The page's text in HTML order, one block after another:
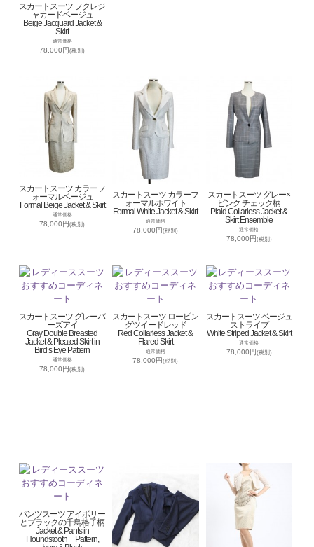
スカートスーツ フクレジ
ャカードベージュ
Beige Jacquard Jacket &
Skirt
通常価格
78,000円(税別)
スカートスーツ カラーフ
ォーマルベージュ
Formal Beige Jacket & Skirt
通常価格
78,000円(税別)
スカートスーツ カラーフ
ォーマルホワイト
Formal White Jacket & Skirt
通常価格
78,000円(税別)
スカートスーツ グレー×
ピンク チェック柄
Plaid Collarless Jacket &
Skirt Ensemble
通常価格
78,000円(税別)
スカートスーツ グレーバ
ーズアイ
Gray Double Breasted
Jacket & Pleated Skirt in
Bird’s Eye Pattern
通常価格
78,000円(税別)
スカートスーツ ロービン
グツイードレッド
Red Collarless Jacket &
Flared Skirt
通常価格
78,000円(税別)
スカートスーツ ベージュ
ストライプ
White Striped Jacket & Skirt
通常価格
78,000円(税別)
パンツスーツ アイボリー
とブラックの千鳥格子柄
Jacket & Pants in
Houndstooth Pattern,